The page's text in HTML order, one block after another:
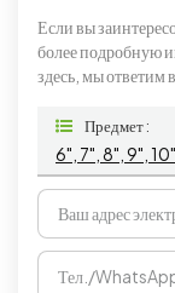
Если вы
более подробную
здесь, мы ответим
Предмет :